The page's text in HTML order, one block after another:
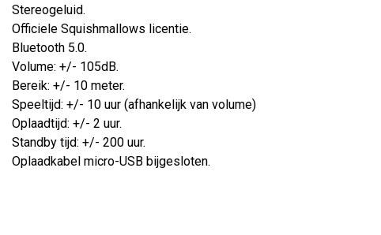
Stereogeluid.
Officiele Squishmallows licentie.
Bluetooth 5.0.
Volume: +/- 105dB.
Bereik: +/- 10 meter.
Speeltijd: +/- 10 uur (afhankelijk van volume)
Oplaadtijd: +/- 2 uur.
Standby tijd: +/- 200 uur.
Oplaadkabel micro-USB bijgesloten.